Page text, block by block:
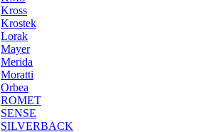
Kross
Krostek
Lorak
Mayer
Merida
Moratti
Orbea
ROMET
SENSE
SILVERBACK